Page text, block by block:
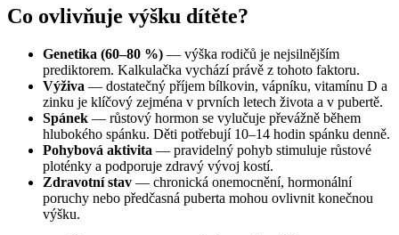
Co ovlivňuje výšku dítěte?
Genetika (60–80 %) — výška rodičů je nejsilnějším
prediktorem. Kalkulačka vychází právě z tohoto faktoru.
Výživa — dostatečný příjem bílkovin, vápníku, vitamínu D a
zinku je klíčový zejména v prvních letech života a v pubertě.
Spánek — růstový hormon se vylučuje převážně během
hlubokého spánku. Děti potřebují 10–14 hodin spánku denně.
Pohybová aktivita — pravidelný pohyb stimuluje růstové
ploténky a podporuje zdravý vývoj kostí.
Zdravotní stav — chronická onemocnění, hormonální
poruchy nebo předčasná puberta mohou ovlivnit konečnou
výšku.